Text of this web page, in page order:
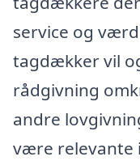
service og
tagdækker vil
rådgivning
andre
være relevante